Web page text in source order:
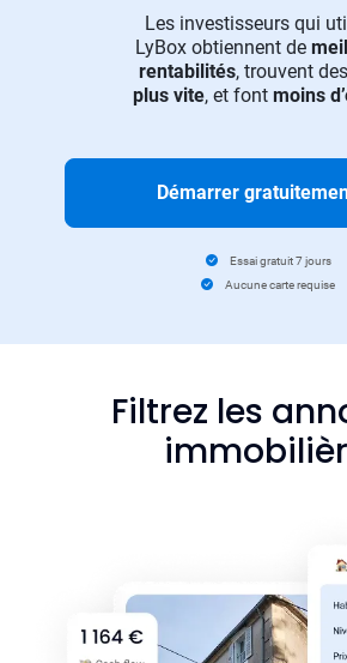
Les investisseurs qui
LyBox obtiennent de
rentabilités, trouvent
plus vite, et font moins
Démarrer
Essai gratuit 7 jours
Aucune carte requise
Filtrez les